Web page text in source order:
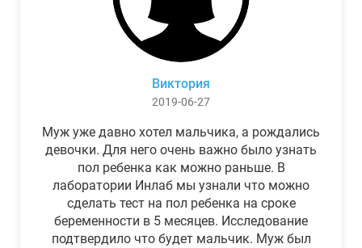
Виктория
2019-06-27
Муж уже давно хотел мальчика, а рождались
девочки. Для него очень важно было узнать
пол ребенка как можно раньше. В
лаборатории Инлаб мы узнали что можно
сделать тест на пол ребенка на сроке
беременности в 5 месяцев. Исследование
подтвердило что будет мальчик. Муж был